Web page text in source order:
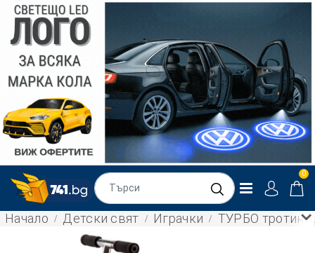
0
Начало Детски свят Играчки ТУРБО